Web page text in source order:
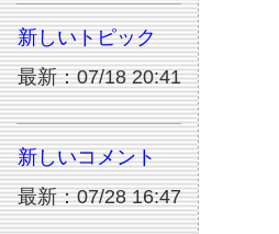
新しいトピック
最新：07/18 20:41
新しいコメント
最新：07/28 16:47